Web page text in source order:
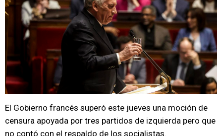
El Gobierno francés superó este jueves una moción de
censura apoyada por tres partidos de izquierda pero que
no contó con el respaldo de los socialistas.